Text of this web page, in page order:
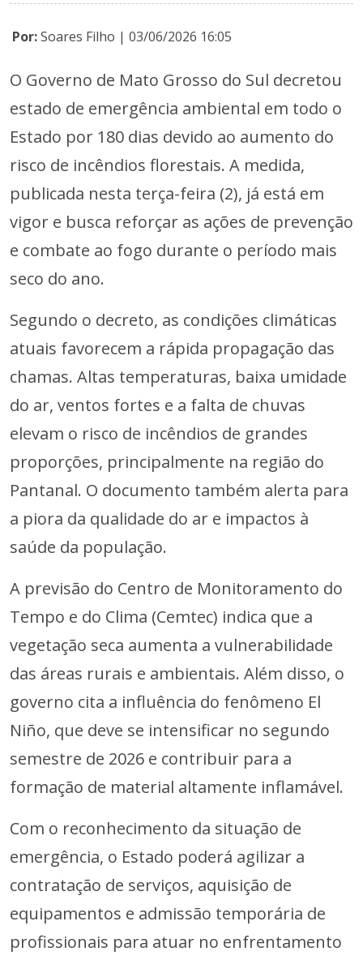
Por:Soares Filho | 03/06/2026 16:05
O Governo de Mato Grosso do Sul decretou
estado de emergência ambiental em todo o
Estado por 180 dias devido ao aumento do
risco de incêndios florestais. A medida,
publicada nesta terça-feira (2), já está em
vigor e busca reforçar as ações de prevenção
e combate ao fogo durante o período mais
seco do ano.
Segundo o decreto, as condições climáticas
atuais favorecem a rápida propagação das
chamas. Altas temperaturas, baixa umidade
do ar, ventos fortes e a falta de chuvas
elevam o risco de incêndios de grandes
proporções, principalmente na região do
Pantanal. O documento também alerta para
a piora da qualidade do ar e impactos à
saúde da população.
A previsão do Centro de Monitoramento do
Tempo e do Clima (Cemtec) indica que a
vegetação seca aumenta a vulnerabilidade
das áreas rurais e ambientais. Além disso, o
governo cita a influência do fenômeno El
Niño, que deve se intensificar no segundo
semestre de 2026 e contribuir para a
formação de material altamente inflamável.
Com o reconhecimento da situação de
emergência, o Estado poderá agilizar a
contratação de serviços, aquisição de
equipamentos e admissão temporária de
profissionais para atuar no enfrentamento